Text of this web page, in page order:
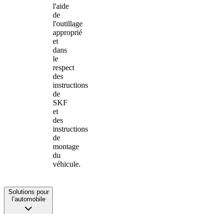
l'aide
de
l'outillage
approprié
et
dans
le
respect
des
instructions
de
SKF
et
des
instructions
de
montage
du
véhicule.
Solutions pour
l’automobile